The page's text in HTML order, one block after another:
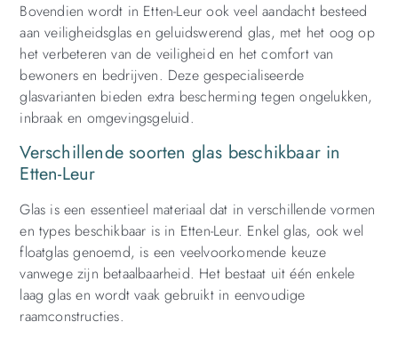
Bovendien wordt in Etten-Leur ook veel aandacht besteed
aan veiligheidsglas en geluidswerend glas, met het oog op
het verbeteren van de veiligheid en het comfort van
bewoners en bedrijven. Deze gespecialiseerde
glasvarianten bieden extra bescherming tegen ongelukken,
inbraak en omgevingsgeluid.
Verschillende soorten glas beschikbaar in
Etten-Leur
Glas is een essentieel materiaal dat in verschillende vormen
en types beschikbaar is in Etten-Leur. Enkel glas, ook wel
floatglas genoemd, is een veelvoorkomende keuze
vanwege zijn betaalbaarheid. Het bestaat uit één enkele
laag glas en wordt vaak gebruikt in eenvoudige
raamconstructies.